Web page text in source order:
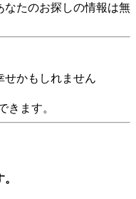
なたのお探しの情報は無
せかもしれません
きます。